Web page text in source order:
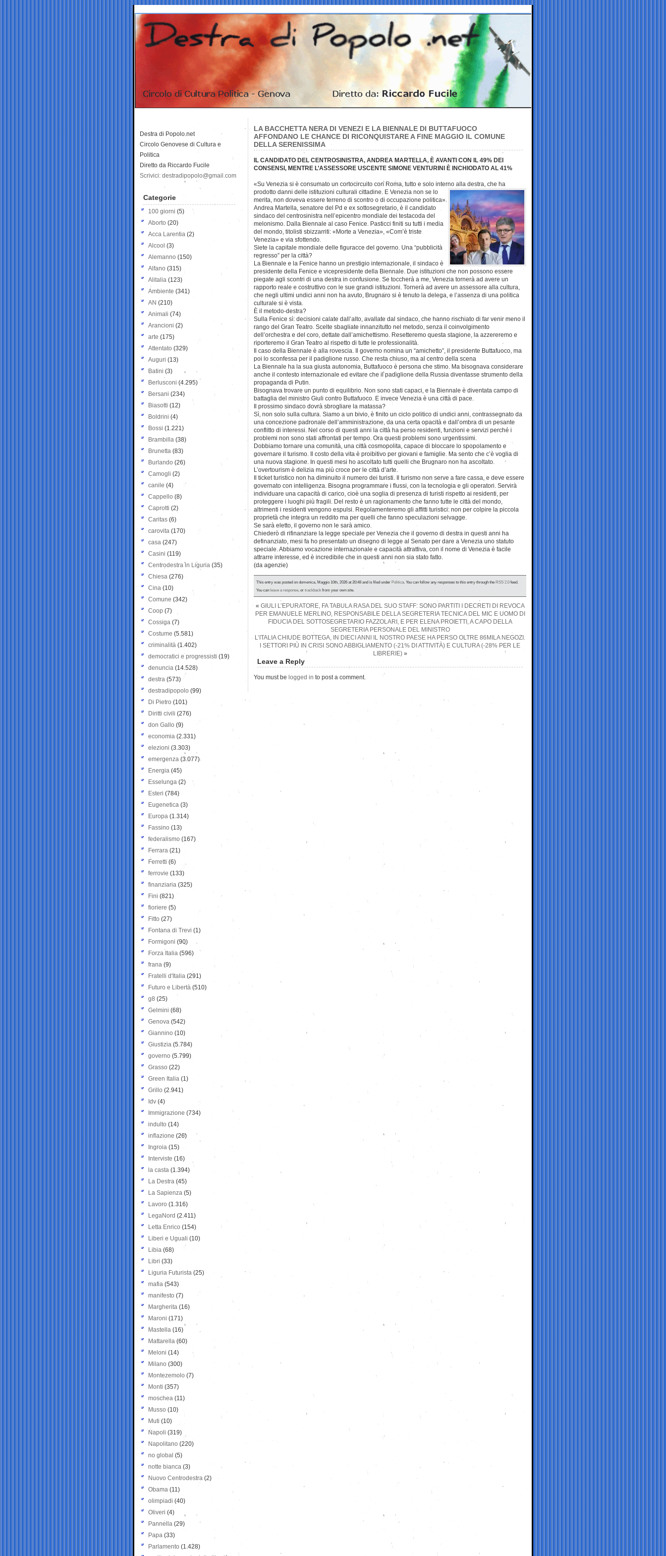
LA BACCHETTA NERA DI VENEZI E LA BIENNALE DI BUTTAFUOCO
AFFONDANO LE CHANCE DI RICONQUISTARE A FINE MAGGIO IL COMUNE
DELLA SERENISSIMA
IL CANDIDATO DEL CENTROSINISTRA, ANDREA MARTELLA, È AVANTI CON IL 49% DEI
CONSENSI, MENTRE L’ASSESSORE USCENTE SIMONE VENTURINI È INCHIODATO AL 41%
«Su Venezia si è consumato un cortocircuito con Roma, tutto e solo interno alla destra, che ha
prodotto danni delle istituzioni culturali cittadine. E Venezia non se lo
merita, non doveva essere terreno di scontro o di occupazione politica».
Andrea Martella, senatore del Pd e ex sottosegretario, è il candidato
sindaco del centrosinistra nell’epicentro mondiale dei testacoda del
melonismo. Dalla Biennale al caso Fenice. Pasticci finiti su tutti i media
del mondo, titolisti sbizzarriti: «Morte a Venezia», «Com’è triste
Venezia» e via sfottendo.
Siete la capitale mondiale delle figuracce del governo. Una “pubblicità
regresso” per la città?
La Biennale e la Fenice hanno un prestigio internazionale, il sindaco è
presidente della Fenice e vicepresidente della Biennale. Due istituzioni che non possono essere
piegate agli scontri di una destra in confusione. Se toccherà a me, Venezia tornerà ad avere un
rapporto reale e costruttivo con le sue grandi istituzioni. Tornerà ad avere un assessore alla cultura,
che negli ultimi undici anni non ha avuto, Brugnaro si è tenuto la delega, e l’assenza di una politica
culturale si è vista.
È il metodo-destra?
Sulla Fenice sì: decisioni calate dall’alto, avallate dal sindaco, che hanno rischiato di far venir meno il
rango del Gran Teatro. Scelte sbagliate innanzitutto nel metodo, senza il coinvolgimento
dell’orchestra e del coro, dettate dall’amichettismo. Resetteremo questa stagione, la azzereremo e
riporteremo il Gran Teatro al rispetto di tutte le professionalità.
Il caso della Biennale è alla rovescia. Il governo nomina un “amichetto”, il presidente Buttafuoco, ma
poi lo sconfessa per il padiglione russo. Che resta chiuso, ma al centro della scena
La Biennale ha la sua giusta autonomia, Buttafuoco è persona che stimo. Ma bisognava considerare
anche il contesto internazionale ed evitare che il padiglione della Russia diventasse strumento della
propaganda di Putin.
Bisognava trovare un punto di equilibrio. Non sono stati capaci, e la Biennale è diventata campo di
battaglia del ministro Giuli contro Buttafuoco. E invece Venezia è una città di pace.
Il prossimo sindaco dovrà sbrogliare la matassa?
Sì, non solo sulla cultura. Siamo a un bivio, è finito un ciclo politico di undici anni, contrassegnato da
una concezione padronale dell’amministrazione, da una certa opacità e dall’ombra di un pesante
conflitto di interessi. Nel corso di questi anni la città ha perso residenti, funzioni e servizi perché i
problemi non sono stati affrontati per tempo. Ora questi problemi sono urgentissimi.
Dobbiamo tornare una comunità, una città cosmopolita, capace di bloccare lo spopolamento e
governare il turismo. Il costo della vita è proibitivo per giovani e famiglie. Ma sento che c’è voglia di
una nuova stagione. In questi mesi ho ascoltato tutti quelli che Brugnaro non ha ascoltato.
L’overtourism è delizia ma più croce per le città d’arte.
Il ticket turistico non ha diminuito il numero dei turisti. Il turismo non serve a fare cassa, e deve essere
governato con intelligenza. Bisogna programmare i flussi, con la tecnologia e gli operatori. Servirà
individuare una capacità di carico, cioè una soglia di presenza di turisti rispetto ai residenti, per
proteggere i luoghi più fragili. Del resto è un ragionamento che fanno tutte le città del mondo,
altrimenti i residenti vengono espulsi. Regolamenteremo gli affitti turistici: non per colpire la piccola
proprietà che integra un reddito ma per quelli che fanno speculazioni selvagge.
Se sarà eletto, il governo non le sarà amico.
Chiederò di rifinanziare la legge speciale per Venezia che il governo di destra in questi anni ha
definanziato, mesi fa ho presentato un disegno di legge al Senato per dare a Venezia uno statuto
speciale. Abbiamo vocazione internazionale e capacità attrattiva, con il nome di Venezia è facile
attrarre interesse, ed è incredibile che in questi anni non sia stato fatto.
(da agenzie)
This entry was posted on domenica, Maggio 10th, 2026 at 20:48 and is filed underPolitica. You can follow any responses to this entry through theRSS 2.0feed.
You canleave a response, ortrackbackfrom your own site.
« GIULI L’EPURATORE, FA TABULA RASA DEL SUO STAFF: SONO PARTITI I DECRETI DI REVOCA
PER EMANUELE MERLINO, RESPONSABILE DELLA SEGRETERIA TECNICA DEL MIC E UOMO DI
FIDUCIA DEL SOTTOSEGRETARIO FAZZOLARI, E PER ELENA PROIETTI, A CAPO DELLA
SEGRETERIA PERSONALE DEL MINISTRO
L’ITALIA CHIUDE BOTTEGA, IN DIECI ANNI IL NOSTRO PAESE HA PERSO OLTRE 86MILA NEGOZI.
I SETTORI PIÙ IN CRISI SONO ABBIGLIAMENTO (-21% DI ATTIVITÀ) E CULTURA (-28% PER LE
LIBRERIE)»
Leave a Reply
You must be logged in to post a comment.
Destra di Popolo.net
Circolo Genovese di Cultura e
Politica
Diretto da Riccardo Fucile
Scrivici: destradipopolo@gmail.com
Categorie
100 giorni (5)
Aborto (20)
Acca Larentia (2)
Alcool (3)
Alemanno (150)
Alfano (315)
Alitalia (123)
Ambiente (341)
AN (210)
Animali (74)
Arancioni (2)
arte (175)
Attentato (329)
Auguri (13)
Batini (3)
Berlusconi (4.295)
Bersani (234)
Biasotti (12)
Boldrini (4)
Bossi (1.221)
Brambilla (38)
Brunetta (83)
Burlando (26)
Camogli (2)
canile (4)
Cappello (8)
Caprotti (2)
Caritas (6)
carovita (170)
casa (247)
Casini (119)
Centrodestra in Liguria (35)
Chiesa (276)
Cina (10)
Comune (342)
Coop (7)
Cossiga (7)
Costume (5.581)
criminalità (1.402)
democratici e progressisti (19)
denuncia (14.528)
destra (573)
destradipopolo (99)
Di Pietro (101)
Diritti civili (276)
don Gallo (9)
economia (2.331)
elezioni (3.303)
emergenza (3.077)
Energia (45)
Esselunga (2)
Esteri (784)
Eugenetica (3)
Europa (1.314)
Fassino (13)
federalismo (167)
Ferrara (21)
Ferretti (6)
ferrovie (133)
finanziaria (325)
Fini (821)
fioriere (5)
Fitto (27)
Fontana di Trevi (1)
Formigoni (90)
Forza Italia (596)
frana (9)
Fratelli d'Italia (291)
Futuro e Libertà (510)
g8 (25)
Gelmini (68)
Genova (542)
Giannino (10)
Giustizia (5.784)
governo (5.799)
Grasso (22)
Green Italia (1)
Grillo (2.941)
Idv (4)
Immigrazione (734)
indulto (14)
inflazione (26)
Ingroia (15)
Interviste (16)
la casta (1.394)
La Destra (45)
La Sapienza (5)
Lavoro (1.316)
LegaNord (2.411)
Letta Enrico (154)
Liberi e Uguali (10)
Libia (68)
Libri (33)
Liguria Futurista (25)
mafia (543)
manifesto (7)
Margherita (16)
Maroni (171)
Mastella (16)
Mattarella (60)
Meloni (14)
Milano (300)
Montezemolo (7)
Monti (357)
moschea (11)
Musso (10)
Muti (10)
Napoli (319)
Napolitano (220)
no global (5)
notte bianca (3)
Nuovo Centrodestra (2)
Obama (11)
olimpiadi (40)
Oliveri (4)
Pannella (29)
Papa (33)
Parlamento (1.428)